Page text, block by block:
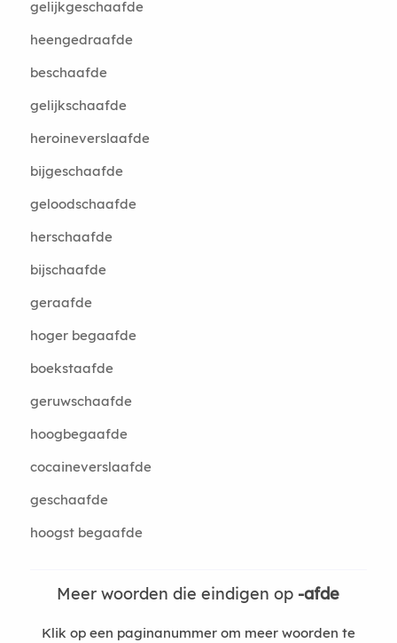
gelijkgeschaafde
heengedraafde
beschaafde
gelijkschaafde
heroineverslaafde
bijgeschaafde
geloodschaafde
herschaafde
bijschaafde
geraafde
hoger begaafde
boekstaafde
geruwschaafde
hoogbegaafde
cocaineverslaafde
geschaafde
hoogst begaafde
Meer woorden die eindigen op -afde
Klik op een paginanummer om meer woorden te